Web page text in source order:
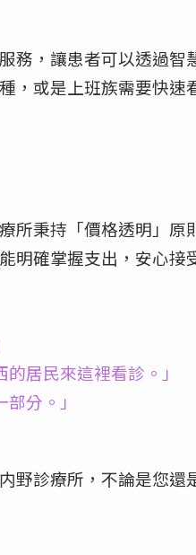
，讓患者可以透過智
，或是上班族需要快速
所秉持「價格透明」原
明確掌握支出，安心接
居民來這裡看診。」
分。」
野診療所，不論是您還